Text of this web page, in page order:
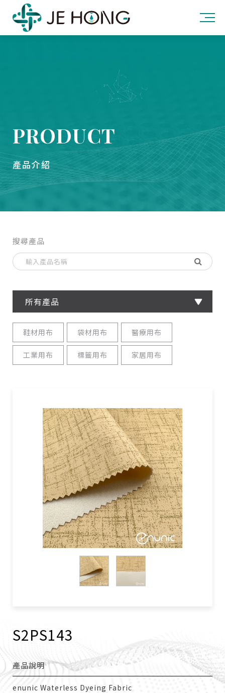
PRODUCT
產品介紹
搜尋產品
所有產品
鞋材用布 袋材用布 醫療用布
工業用布 標籤用布 家居用布
S2PS143
產品說明
enunic Waterless Dyeing Fabric